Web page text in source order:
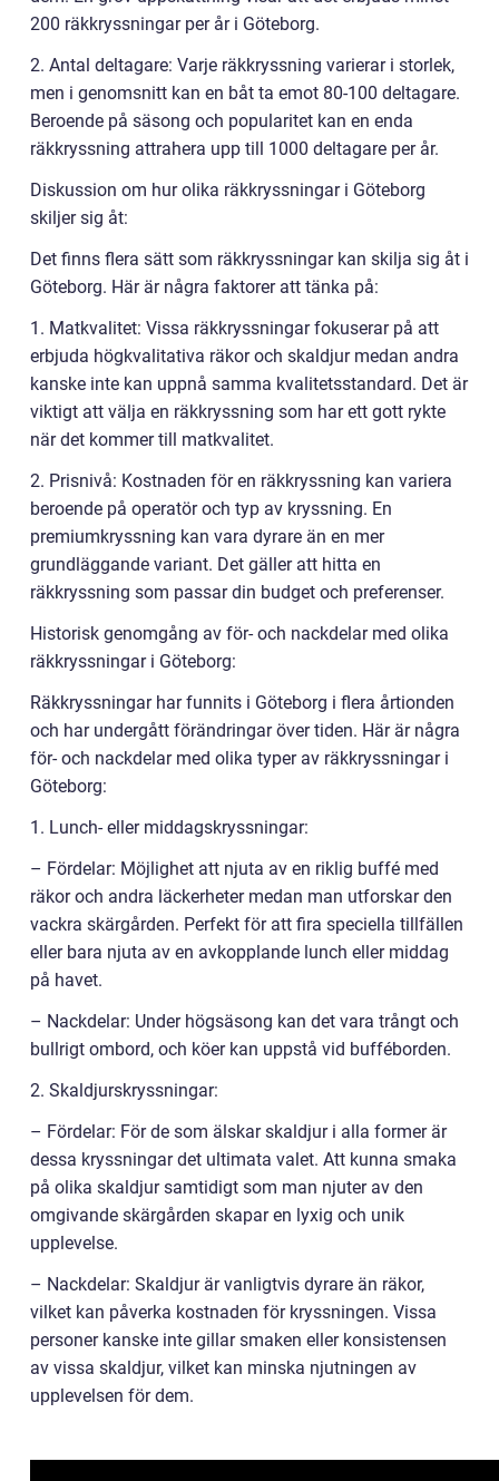
200 räkkryssningar per år i Göteborg.
2. Antal deltagare: Varje räkkryssning varierar i storlek,
men i genomsnitt kan en båt ta emot 80-100 deltagare.
Beroende på säsong och popularitet kan en enda
räkkryssning attrahera upp till 1000 deltagare per år.
Diskussion om hur olika räkkryssningar i Göteborg
skiljer sig åt:
Det finns flera sätt som räkkryssningar kan skilja sig åt i
Göteborg. Här är några faktorer att tänka på:
1. Matkvalitet: Vissa räkkryssningar fokuserar på att
erbjuda högkvalitativa räkor och skaldjur medan andra
kanske inte kan uppnå samma kvalitetsstandard. Det är
viktigt att välja en räkkryssning som har ett gott rykte
när det kommer till matkvalitet.
2. Prisnivå: Kostnaden för en räkkryssning kan variera
beroende på operatör och typ av kryssning. En
premiumkryssning kan vara dyrare än en mer
grundläggande variant. Det gäller att hitta en
räkkryssning som passar din budget och preferenser.
Historisk genomgång av för- och nackdelar med olika
räkkryssningar i Göteborg:
Räkkryssningar har funnits i Göteborg i flera årtionden
och har undergått förändringar över tiden. Här är några
för- och nackdelar med olika typer av räkkryssningar i
Göteborg:
1. Lunch- eller middagskryssningar:
– Fördelar: Möjlighet att njuta av en riklig buffé med
räkor och andra läckerheter medan man utforskar den
vackra skärgården. Perfekt för att fira speciella tillfällen
eller bara njuta av en avkopplande lunch eller middag
på havet.
– Nackdelar: Under högsäsong kan det vara trångt och
bullrigt ombord, och köer kan uppstå vid bufféborden.
2. Skaldjurskryssningar:
– Fördelar: För de som älskar skaldjur i alla former är
dessa kryssningar det ultimata valet. Att kunna smaka
på olika skaldjur samtidigt som man njuter av den
omgivande skärgården skapar en lyxig och unik
upplevelse.
– Nackdelar: Skaldjur är vanligtvis dyrare än räkor,
vilket kan påverka kostnaden för kryssningen. Vissa
personer kanske inte gillar smaken eller konsistensen
av vissa skaldjur, vilket kan minska njutningen av
upplevelsen för dem.